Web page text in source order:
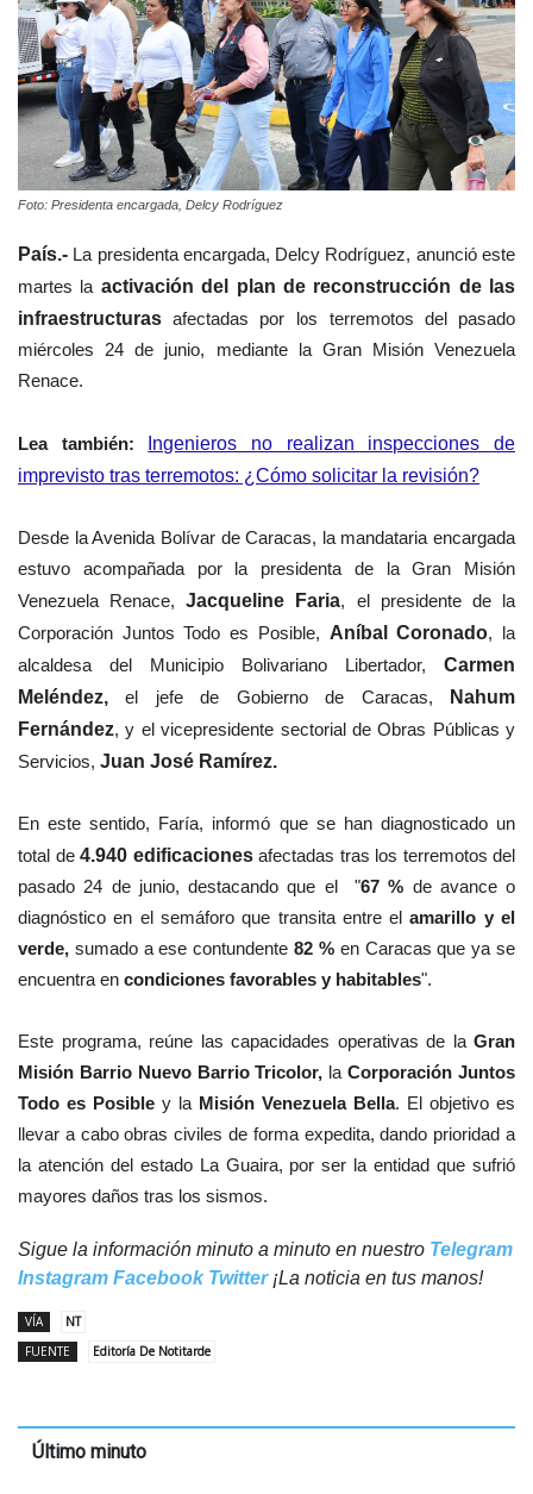
Foto: Presidenta encargada, Delcy Rodríguez
País.- La presidenta encargada, Delcy Rodríguez, anunció este
martes la activación del plan de reconstrucción de las
infraestructuras afectadas por los terremotos del pasado
miércoles 24 de junio, mediante la Gran Misión Venezuela
Renace.
Lea también:
Ingenieros no realizan inspecciones de
imprevisto tras terremotos: ¿Cómo solicitar la revisión?
Desde la Avenida Bolívar de Caracas, la mandataria encargada
estuvo acompañada porla presidenta de la Gran Misión
Venezuela Renace,Jacqueline Faria, el presidente de la
Corporación Juntos Todo es Posible, Aníbal Coronado, la
alcaldesa del Municipio Bolivariano Libertador, Carmen
Meléndez, el jefe de Gobierno de Caracas,
Nahum
Fernández, y el vicepresidente sectorial de Obras Públicas y
Servicios, Juan José Ramírez.
En este sentido, Faría, informó que se han diagnosticado un
total de 4.940 edificacionesafectadas tras los terremotos del
pasado 24 de junio, destacando que el "67 % de avance o
diagnóstico en el semáforo que transita entre el amarillo y el
verde, sumado a ese contundente82 %en Caracas que ya se
encuentra en condiciones favorables y habitables".
​Este programa, reúne las capacidades operativas de la Gran
Misión Barrio Nuevo Barrio Tricolor, la Corporación Juntos
Todo es Posible y la Misión Venezuela Bella. El objetivo es
llevar a cabo obras civiles de forma expedita, dando prioridad a
la atención del estado La Guaira, por ser la entidad que sufrió
mayores daños tras los sismos.
Sigue la información minuto a minuto en nuestro Telegram
Instagram Facebook Twitter¡La noticia en tus manos!
VÍA
NT
FUENTE
Editoría De Notitarde
Último minuto